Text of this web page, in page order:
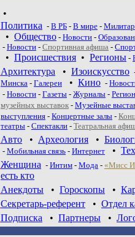
•
Политика - В РБ - В мире -
• Общество - Новости -
- Новости - Спортивная афиша -
• Происшествия • Регионы -
Архитектура • Изоискусство
Минска - Галереи • Кино -
- Новости - Газеты - Журналы -
музейных выставок - Музейные
выступления - Концертные залы -
театры - Спектакли - Театральная
Авто • Археология •
- Мобильная связь - Интернет •
Женщина - Интим - Мода - «Мисс
есть кто
Анекдоты • Гороскопы •
Секретарь-референт • Отдел
Подписка • Партнеры •